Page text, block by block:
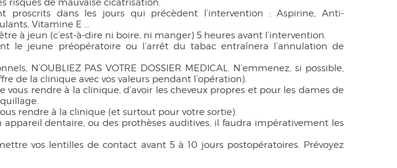
chevilles
risques de mauvaise cicatrisation.
proscrits dans les jours qui précèdent l’intervention : Aspirine, Anti-
Vitamine E …
à jeun (c’est-à-dire ni boire, ni manger) 5 heures avant l’intervention.
le jeune préopératoire ou l’arrêt du tabac entraînera l’annulation de
N’OUBLIEZ PAS VOTRE DOSSIER MEDICAL. N’emmenez, si possible,
de la clinique avec vos valeurs pendant l’opération).
rendre à la clinique, d’avoir les cheveux propres et pour les dames de
rendre à la clinique (et surtout pour votre sortie).
dentaire, ou des prothèses auditives, il faudra impérativement les
vos lentilles de contact avant 5 à 10 jours postopératoires. Prévoyez